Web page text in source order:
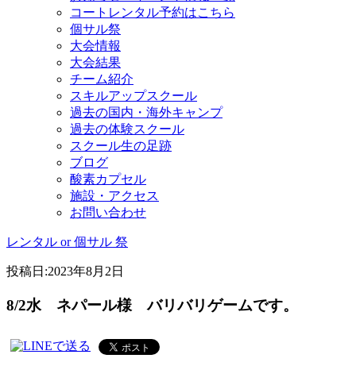
コートレンタル予約はこちら
個サル祭
大会情報
大会結果
チーム紹介
スキルアップスクール
過去の国内・海外キャンプ
過去の体験スクール
スクール生の足跡
ブログ
酸素カプセル
施設・アクセス
お問い合わせ
レンタル or 個サル 祭
投稿日:2023年8月2日
8/2水 ネパール様 バリバリゲームです。